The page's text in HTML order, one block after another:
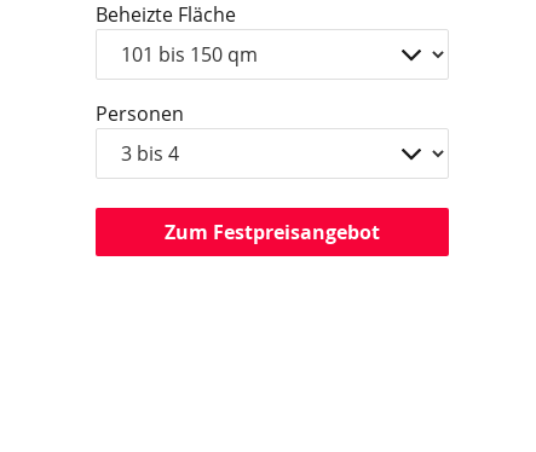
Beheizte Fläche
Personen
Zum Festpreisangebot